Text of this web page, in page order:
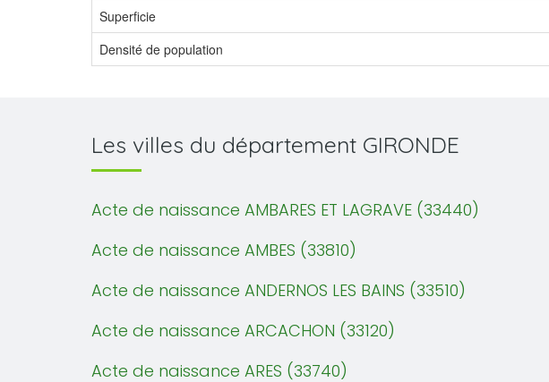
Superficie
Densité de population
Les villes du département GIRONDE
Acte de naissance AMBARES ET LAGRAVE (33440)
Acte de naissance AMBES (33810)
Acte de naissance ANDERNOS LES BAINS (33510)
Acte de naissance ARCACHON (33120)
Acte de naissance ARES (33740)